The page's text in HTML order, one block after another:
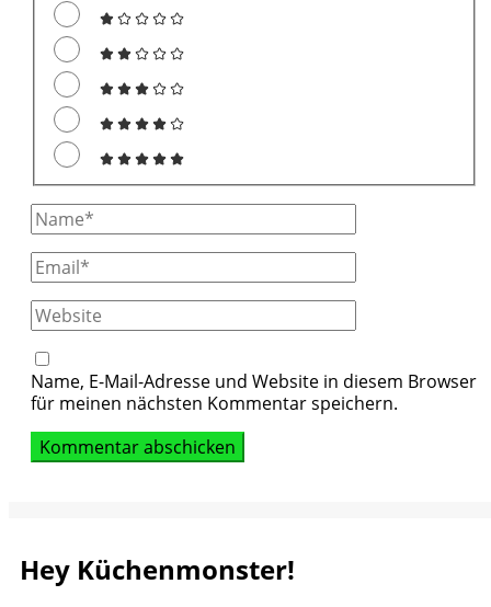
Full
Name
Email
Website
Name, E-Mail-Adresse und Website in diesem Browser
für meinen nächsten Kommentar speichern.
Hey Küchenmonster!